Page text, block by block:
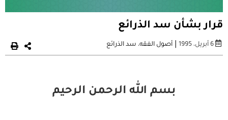
قرار بشأن سد الذرائع
6 أبريل، 1995 | أصول الفقه، سد الذرائع
بسم الله الرحمن الرحيم